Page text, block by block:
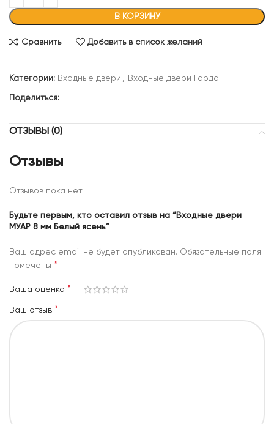
В КОРЗИНУ
Сравнить Добавить в список желаний
Категории: Входные двери , Входные двери Гарда
Поделиться:
ОТЗЫВЫ (0)
Отзывы
Отзывов пока нет.
Будьте первым, кто оставил отзыв на “Входные двери
МУАР 8 мм Белый ясень”
Ваш адрес email не будет опубликован. Обязательные поля
помечены *
Ваша оценка *
Ваш отзыв *